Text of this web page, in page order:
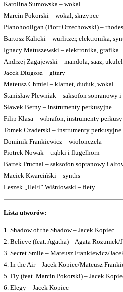
Karolina Sumowska – wokal
Marcin Pokorski – wokal, skrzypce
Pianohooligan (Piotr Orzechowski) –
Bartosz Kalicki – wurlitzer, elektronika,
Ignacy Matuszewski – elektronika, grafika
Andrzej Zagajewski – mandola, saaz,
Jacek Długosz – gitary
Mateusz Chmiel – klarnet, duduk, wokal
Stanisław Plewniak – saksofon sopranowy
Sławek Berny – instrumenty perkusyjne
Filip Klasa – wibrafon, instrumenty
Tomek Czaderski – instrumenty perkusyjne
Dominik Frankiewicz – wiolonczela
Piotrek Nowak – trąbki i flugelhorn
Bartek Prucnal – saksofon sopranowy i
Maciek Kwarcińśki – synths
Leszek „HeFi” Wiśniowski – flety
Lista utworów:
1. Shadow of the Shadow – Jacek Kopiec
2. Believe (feat. Agatha) – Agata
3. Secret Smile – Mateusz Frankiewicz/
4. In the Air – Jacek Kopiec/Mateusz
5. Fly (feat. Marcin Pokorski) – Jacek
6. Elegy – Jacek Kopiec